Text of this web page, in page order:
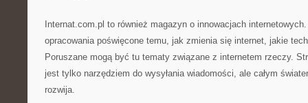
Internat.com.pl to również magazyn o innowacjach
opracowania poświęcone temu, jak zmienia się internet, jakie
Poruszane mogą być tu tematy związane z internetem rzeczy.
jest tylko narzędziem do wysyłania wiadomości, ale całym
rozwija.